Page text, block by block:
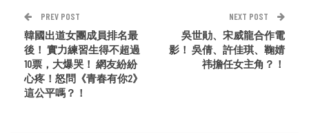
PREV POST
韓國出道女團成員排名最
後！ 實力練習生得不超過
10票，大爆哭！ 網友紛紛
心疼！怒問《青春有你2》
這公平嗎？！
NEXT POST
吳世勛、宋威龍合作電
影！ 吳倩、許佳琪、鞠婧
祎擔任女主角？！